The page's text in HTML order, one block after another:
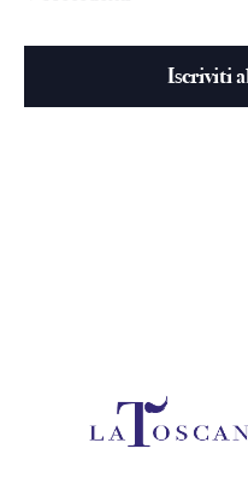
Iscriviti